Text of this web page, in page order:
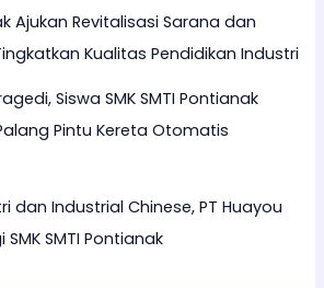
Ajukan Revitalisasi Sarana dan
Kualitas Pendidikan Industri
Siswa SMK SMTI Pontianak
Pintu Kereta Otomatis
dan Industrial Chinese, PT Huayou
SMTI Pontianak